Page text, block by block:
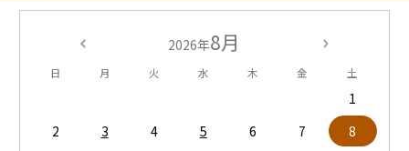
2026年8月
日 月 火 水 木 金 土
1
2
3 4 5 6 7
8